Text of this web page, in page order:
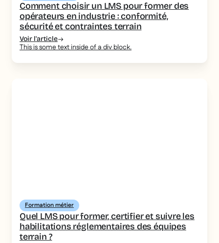
Comment choisir un LMS pour former des
opérateurs en industrie : conformité,
sécurité et contraintes terrain
Voir l'article
This is some text inside of a div block.
Formation métier
Quel LMS pour former, certifier et suivre les
habilitations réglementaires des équipes
terrain ?